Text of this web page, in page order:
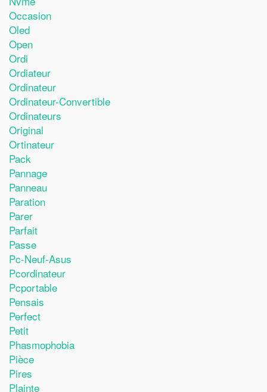
Occasion
Oled
Open
Ordi
Ordiateur
Ordinateur
Ordinateur-Convertible
Ordinateurs
Original
Ortinateur
Pack
Pannage
Panneau
Paration
Parer
Parfait
Passe
Pc-Neuf-Asus
Pcordinateur
Pcportable
Pensais
Perfect
Petit
Phasmophobia
Pièce
Pires
Plainte